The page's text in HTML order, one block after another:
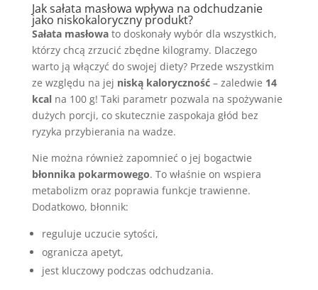
Jak sałata masłowa wpływa na odchudzanie
jako niskokaloryczny produkt?
Sałata masłowato doskonały wybór dla wszystkich,
którzy chcą zrzucić zbędne kilogramy. Dlaczego
warto ją włączyć do swojej diety? Przede wszystkim
ze względu na jej niską kaloryczność– zaledwie 14
kcalna 100 g! Taki parametr pozwala na spożywanie
dużych porcji, co skutecznie zaspokaja głód bez
ryzyka przybierania na wadze.
Nie można również zapomnieć o jej bogactwie
błonnika pokarmowego. To właśnie on wspiera
metabolizm oraz poprawia funkcje trawienne.
Dodatkowo, błonnik:
reguluje uczucie sytości,
ogranicza apetyt,
jest kluczowy podczas odchudzania.